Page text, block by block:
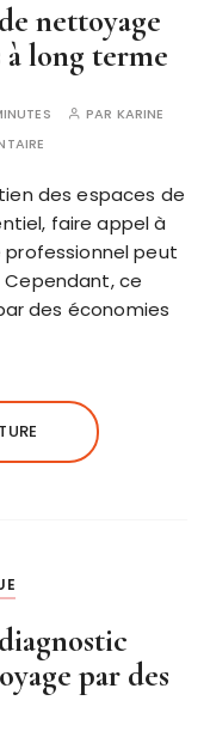
nettoyage
long terme
PAR KARINE
des espaces de
faire appel à
peut
ce
des économies
par des